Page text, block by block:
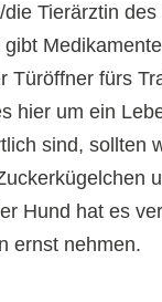
Tierärztin
Türöffner fürs
hier um ein
sind, sollten
Hund hat es
ernst nehmen.